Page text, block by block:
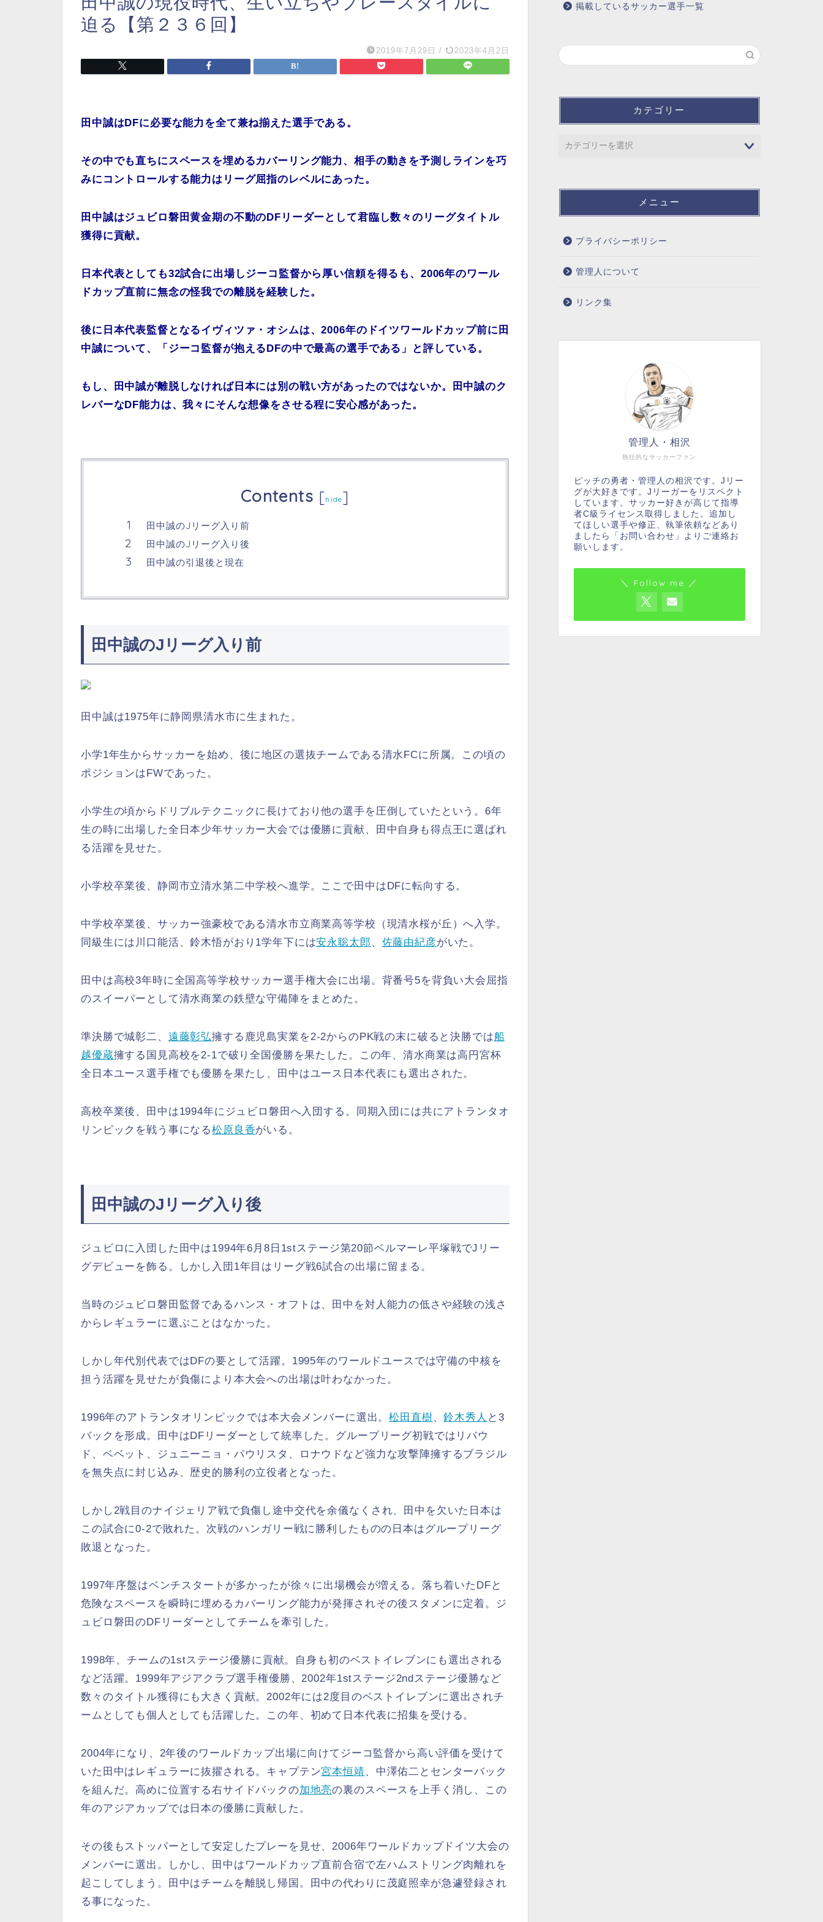
迫る【第２３６回】
2019年7月29日 / 2023年4月2日
田中誠はDFに必要な能力を全て兼ね揃えた選手である。
その中でも直ちにスペースを埋めるカバーリング能力、相手の動きを予測しラインを巧
みにコントロールする能力はリーグ屈指のレベルにあった。
田中誠はジュビロ磐田黄金期の不動のDFリーダーとして君臨し数々のリーグタイトル
獲得に貢献。
日本代表としても32試合に出場しジーコ監督から厚い信頼を得るも、2006年のワール
ドカップ直前に無念の怪我での離脱を経験した。
後に日本代表監督となるイヴィツァ・オシムは、2006年のドイツワールドカップ前に田
中誠について、「ジーコ監督が抱えるDFの中で最高の選手である」と評している。
もし、田中誠が離脱しなければ日本には別の戦い方があったのではないか。田中誠のク
レバーなDF能力は、我々にそんな想像をさせる程に安心感があった。
Contents [hide]
田中誠のJリーグ入り前
田中誠のJリーグ入り後
田中誠の引退後と現在
田中誠のJリーグ入り前
田中誠は1975年に静岡県清水市に生まれた。
小学1年生からサッカーを始め、後に地区の選抜チームである清水FCに所属。この頃の
ポジションはFWであった。
小学生の頃からドリブルテクニックに長けており他の選手を圧倒していたという。6年
生の時に出場した全日本少年サッカー大会では優勝に貢献、田中自身も得点王に選ばれ
る活躍を見せた。
小学校卒業後、静岡市立清水第二中学校へ進学。ここで田中はDFに転向する。
中学校卒業後、サッカー強豪校である清水市立商業高等学校（現清水桜が丘）へ入学。
同級生には川口能活、鈴木悟がおり1学年下には安永聡太郎 、 佐藤由紀彦がいた。
田中は高校3年時に全国高等学校サッカー選手権大会に出場。背番号5を背負い大会屈指
のスイーパーとして清水商業の鉄壁な守備陣をまとめた。
準決勝で城彰二、 遠藤彰弘擁する鹿児島実業を2-2からのPK戦の末に破ると決勝では船
越優蔵擁する国見高校を2-1で破り全国優勝を果たした。この年、清水商業は高円宮杯
全日本ユース選手権でも優勝を果たし、田中はユース日本代表にも選出された。
高校卒業後、田中は1994年にジュビロ磐田へ入団する。同期入団には共にアトランタオ
リンピックを戦う事になる松原良香がいる。
田中誠のJリーグ入り後
ジュビロに入団した田中は1994年6月8日1stステージ第20節ベルマーレ平塚戦でJリー
グデビューを飾る。しかし入団1年目はリーグ戦6試合の出場に留まる。
当時のジュビロ磐田監督であるハンス・オフトは、田中を対人能力の低さや経験の浅さ
からレギュラーに選ぶことはなかった。
しかし年代別代表ではDFの要として活躍。1995年のワールドユースでは守備の中核を
担う活躍を見せたが負傷により本大会への出場は叶わなかった。
1996年のアトランタオリンピックでは本大会メンバーに選出。松田直樹、鈴木秀人 と3
バックを形成。田中はDFリーダーとして統率した。グループリーグ初戦ではリバウ
ド、ベベット、ジュニーニョ・パウリスタ、ロナウドなど強力な攻撃陣擁するブラジル
を無失点に封じ込み、歴史的勝利の立役者となった。
しかし2戦目のナイジェリア戦で負傷し途中交代を余儀なくされ、田中を欠いた日本は
この試合に0-2で敗れた。次戦のハンガリー戦に勝利したものの日本はグループリーグ
敗退となった。
1997年序盤はベンチスタートが多かったが徐々に出場機会が増える。落ち着いたDFと
危険なスペースを瞬時に埋めるカバーリング能力が発揮されその後スタメンに定着。ジ
ュビロ磐田のDFリーダーとしてチームを牽引した。
1998年、チームの1stステージ優勝に貢献。自身も初のベストイレブンにも選出される
など活躍。1999年アジアクラブ選手権優勝、2002年1stステージ2ndステージ優勝など
数々のタイトル獲得にも大きく貢献。2002年には2度目のベストイレブンに選出されチ
ームとしても個人としても活躍した。この年、初めて日本代表に招集を受ける。
2004年になり、2年後のワールドカップ出場に向けてジーコ監督から高い評価を受けて
いた田中はレギュラーに抜擢される。キャプテン宮本恒靖、中澤佑二とセンターバック
を組んだ。高めに位置する右サイドバックの加地亮の裏のスペースを上手く消し、この
年のアジアカップでは日本の優勝に貢献した。
その後もストッパーとして安定したプレーを見せ、2006年ワールドカップドイツ大会の
メンバーに選出。しかし、田中はワールドカップ直前合宿で左ハムストリング肉離れを
起こしてしまう。田中はチームを離脱し帰国。田中の代わりに茂庭照幸が急遽登録され
る事になった。
掲載しているサッカー選手一覧
カテゴリー
メニュー
プライバシーポリシー
管理人について
リンク集
熱狂的なサッカーファン
管理人・相沢
ピッチの勇者・管理人の相沢です。Jリー
グが大好きです。Jリーガーをリスペクト
しています。サッカー好きが高じて指導
者C級ライセンス取得しました。追加し
てほしい選手や修正、執筆依頼などあり
ましたら「お問い合わせ」よりご連絡お
願いします。
＼ Follow me ／